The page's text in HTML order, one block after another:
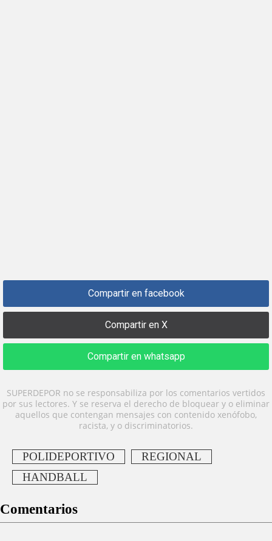
Compartir en facebook
Compartir en X
Compartir en whatsapp
SUPERDEPOR no se responsabiliza por los comentarios vertidos
por sus lectores. Y se reserva el derecho de bloquear y o eliminar
aquellos que contengan mensajes con contenido xenófobo,
racista, y o discriminatorios.
POLIDEPORTIVO
REGIONAL
HANDBALL
Comentarios